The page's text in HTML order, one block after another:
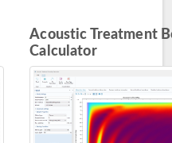
Acoustic Treatment
Calculator